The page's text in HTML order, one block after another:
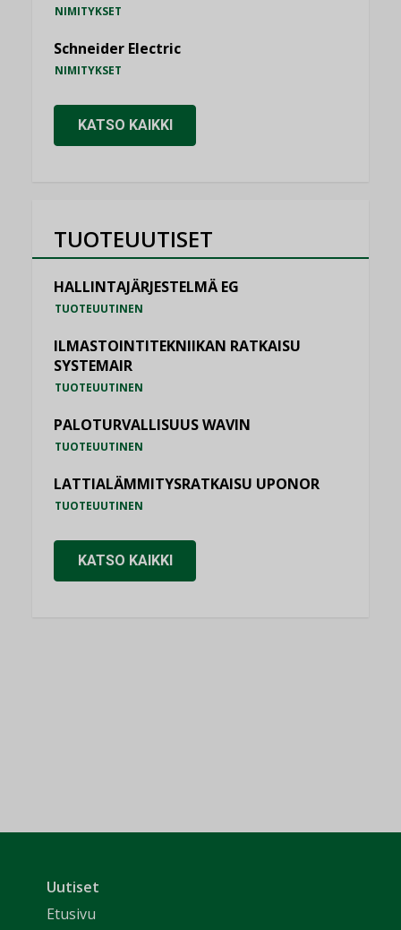
NIMITYKSET
Schneider Electric
NIMITYKSET
KATSO KAIKKI
TUOTEUUTISET
HALLINTAJÄRJESTELMÄ EG
TUOTEUUTINEN
ILMASTOINTITEKNIIKAN RATKAISU
SYSTEMAIR
TUOTEUUTINEN
PALOTURVALLISUUS WAVIN
TUOTEUUTINEN
LATTIALÄMMITYSRATKAISU UPONOR
TUOTEUUTINEN
KATSO KAIKKI
Uutiset
Etusivu